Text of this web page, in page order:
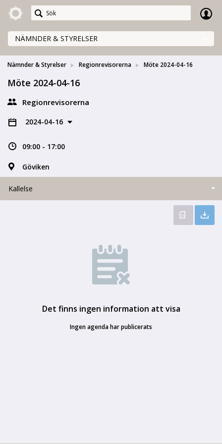
Meetings+
NÄMNDER & STYRELSER
Nämnder & Styrelser Regionrevisorerna Möte 2024-04-16
Möte 2024-04-16
Regionrevisorerna
2024-04-16
09:00 - 17:00
Göviken
Kallelse
Det finns ingen information att visa
Ingen agenda har publicerats